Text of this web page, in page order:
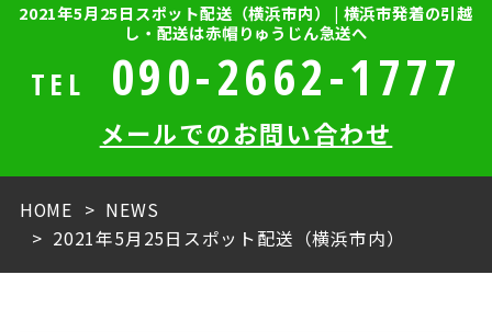
2021年5月25日スポット配送（横浜市内） | 横浜市発着の引越
し・配送は赤帽りゅうじん急送へ
TEL 090-2662-1777
メールでのお問い合わせ
HOME
NEWS
2021年5月25日スポット配送（横浜市内）